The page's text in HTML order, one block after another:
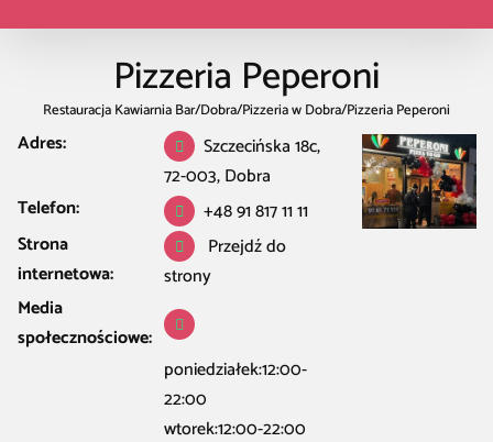
Pizzeria Peperoni
Restauracja Kawiarnia Bar/Dobra/Pizzeria w Dobra/Pizzeria Peperoni
Adres:
Szczecińska 18c,
72-003, Dobra
Telefon:
+48 91 817 11 11
Strona
internetowa:
Przejdź do
strony
Media
społecznościowe:
poniedziałek:12:00-
22:00
wtorek:12:00-22:00